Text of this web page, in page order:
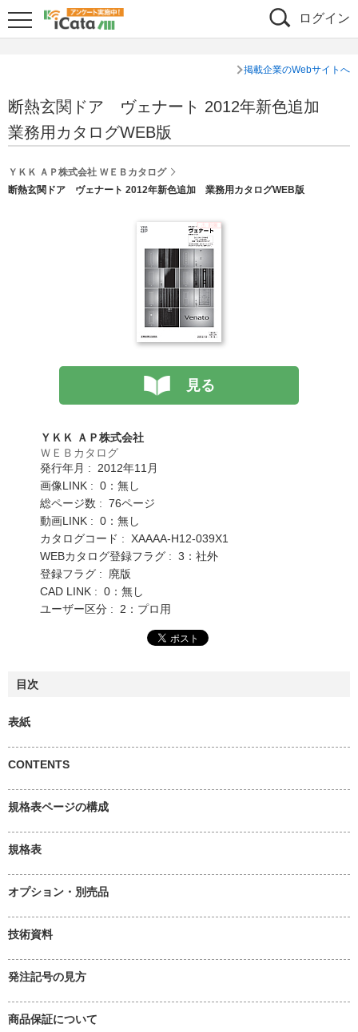
ログイン
掲載企業のWebサイトへ
断熱玄関ドア ヴェナート 2012年新色追加
業務用カタログWEB版
ＹＫＫ ＡＰ株式会社 ＷＥＢカタログ
断熱玄関ドア ヴェナート 2012年新色追加 業務用カタログWEB版
見る
ＹＫＫ ＡＰ株式会社
ＷＥＢカタログ
発行年月 : 2012年11月
画像LINK : 0：無し
総ページ数 : 76ページ
動画LINK : 0：無し
カタログコード : XAAAA-H12-039X1
WEBカタログ登録フラグ : 3：社外
登録フラグ : 廃版
CAD LINK : 0：無し
ユーザー区分 : 2：プロ用
目次
表紙
CONTENTS
規格表ページの構成
規格表
オプション・別売品
技術資料
発注記号の見方
商品保証について